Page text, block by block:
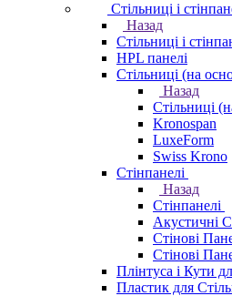
Стільниці і
Назад
Стільниці і
HPL панелі
Стільниці (на
Назад
Стільниці
Kronospan
LuxeForm
Swiss Krono
Стінпанелі
Назад
Стінпанелі
Акустичні
Стінові
Стінові
Плінтуса і Кути
Пластик для